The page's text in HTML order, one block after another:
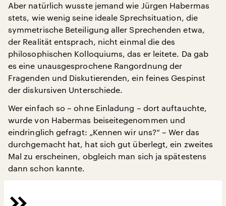
Aber natürlich wusste jemand wie Jürgen Habermas
stets, wie wenig seine ideale Sprechsituation, die
symmetrische Beteiligung aller Sprechenden etwa,
der Realität entsprach, nicht einmal die des
philosophischen Kolloquiums, das er leitete. Da gab
es eine unausgesprochene Rangordnung der
Fragenden und Diskutierenden, ein feines Gespinst
der diskursiven Unterschiede.
Wer einfach so – ohne Einladung – dort auftauchte,
wurde von Habermas beiseitegenommen und
eindringlich gefragt: „Kennen wir uns?“ – Wer das
durchgemacht hat, hat sich gut überlegt, ein zweites
Mal zu erscheinen, obgleich man sich ja spätestens
dann schon kannte.